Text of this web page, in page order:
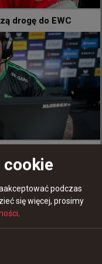
drogę do EWC
podczas
się więcej, prosimy
.